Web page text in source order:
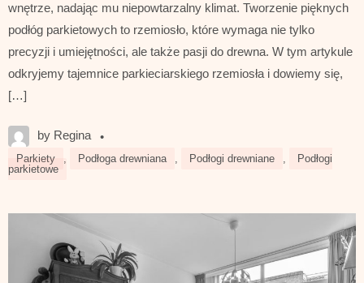
wnętrze, nadając mu niepowtarzalny klimat. Tworzenie pięknych
podłóg parkietowych to rzemiosło, które wymaga nie tylko
precyzji i umiejętności, ale także pasji do drewna. W tym artykule
odkryjemy tajemnice parkieciarskiego rzemiosła i dowiemy się,
[…]
by Regina •
Parkiety , Podłoga drewniana , Podłogi drewniane ,
Podłogi
parkietowe